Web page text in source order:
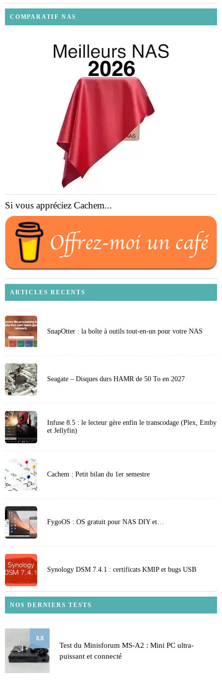
COMPARATIF NAS
Si vous appréciez Cachem...
ARTICLES RECENTS
SnapOtter : la boîte à outils tout-en-un pour votre NAS
Seagate – Disques durs HAMR de 50 To en 2027
Infuse 8.5 : le lecteur gère enfin le transcodage (Plex, Emby
et Jellyfin)
Cachem : Petit bilan du 1er semestre
FygoOS : OS gratuit pour NAS DIY et…
Synology DSM 7.4.1 : certificats KMIP et bugs USB
NOS DERNIERS TESTS
8.8
Test du Minisforum MS-A2 : Mini PC ultra-
puissant et connecté